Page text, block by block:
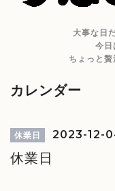
大事な日
今日
ちょっと贅
カレンダー
休業日 2023-12-
休業日